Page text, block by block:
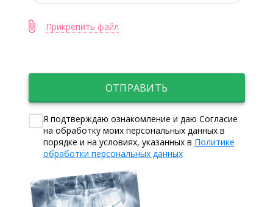
Прикрепить файл
ОТПРАВИТЬ
Я подтверждаю ознакомление и даю Согласие
на обработку моих персональных данных в
порядке и на условиях, указанных в Политике
обработки персональных данных